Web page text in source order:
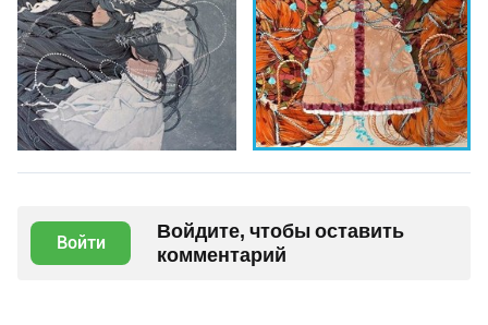
Войти
Войдите, чтобы оставить
комментарий